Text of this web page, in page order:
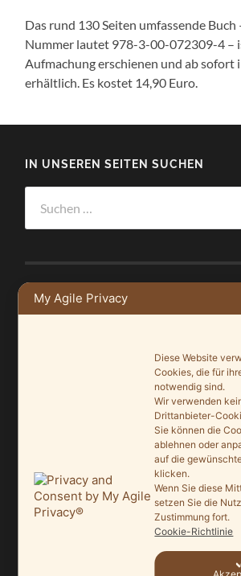
Das rund 130 Seiten umfassende Buch
Nummer lautet 978-3-00-072309-4 –
Aufmachung erschienen und ab sofort
erhältlich. Es kostet 14,90 Euro.
IN UNSEREN SEITEN SUCHEN
nach:
NEUSTE BEITRÄGE
Saisonauftakt nach Maß im
Melle punktet beim „Tag des offenen
27. September 2025
Ein Schaufenster der Denkmalpflege
7. September 2025
Mit vergrößertem Führungsteam in
My Agile Privacy
Diese Website
Cookies, die für
notwendig sind.
Wir verwenden
Drittanbieter-
Sie können die
ablehnen oder
auf die
klicken.
Wenn Sie diese
setzen Sie die
Zustimmung fort.
Cookie-Richtlinie